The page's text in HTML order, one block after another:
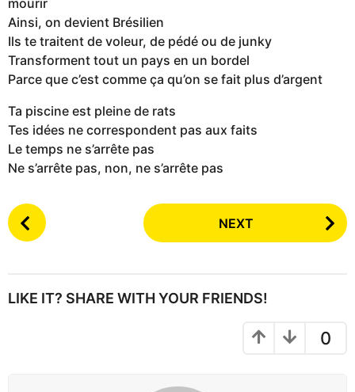
Ainsi, on devient Brésilien
Ils te traitent de voleur, de pédé ou de junky
Transforment tout un pays en un bordel
Parce que c’est comme ça qu’on se fait plus d’argent
Ta piscine est pleine de rats
Tes idées ne correspondent pas aux faits
Le temps ne s’arrête pas
Ne s’arrête pas, non, ne s’arrête pas
P
o
P
NEXT
LIKE IT? SHARE WITH YOUR FRIENDS!
0